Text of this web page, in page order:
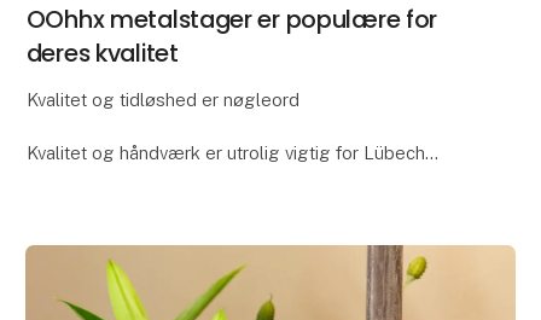
OOhhx metalstager er populære for
deres kvalitet
Kvalitet og tidløshed er nøgleord
Kvalitet og håndværk er utrolig vigtig for Lübech